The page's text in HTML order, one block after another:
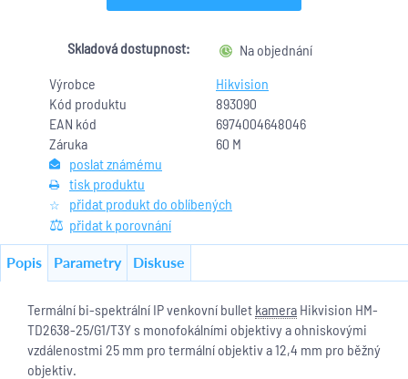
Výrobce
Hikvision
Kód produktu
893090
EAN kód
6974004648046
Záruka
60 M
poslat známému
tisk produktu
přidat produkt do oblíbených
přidat k porovnání
Skladová dostupnost: Na objednání
Popis Parametry Diskuse
Termální bi-spektrální IP venkovní bullet kamera Hikvision HM-
TD2638-25/G1/T3Y s monofokálními objektivy a ohniskovými
vzdálenostmi 25 mm pro termální objektiv a 12,4 mm pro běžný
objektiv.